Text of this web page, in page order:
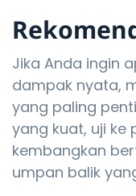
Jika Anda ingin
dampak nyata,
yang paling
yang kuat, uji ke
kembangkan
umpan balik